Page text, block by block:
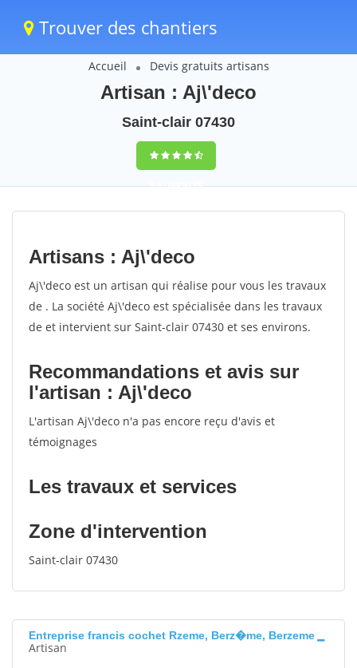
Trouver des chantiers
Accueil Devis gratuits artisans
Artisan : Aj\'deco
Saint-clair 07430
9,5(100%)79
votes
Artisans : Aj\'deco
Aj\'deco est un artisan qui réalise pour vous les travaux
de . La société Aj\'deco est spécialisée dans les travaux
de et intervient sur Saint-clair 07430 et ses environs.
Recommandations et avis sur
l'artisan : Aj\'deco
L'artisan Aj\'deco n'a pas encore reçu d'avis et
témoignages
Les travaux et services
Zone d'intervention
Saint-clair 07430
Entreprise francis cochet Rzeme, Berz�me, Berzeme
Artisan